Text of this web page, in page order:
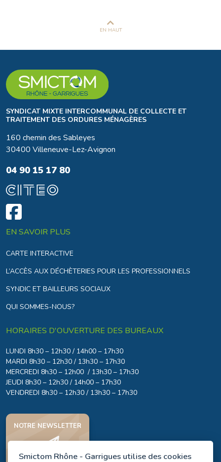
EN HAUT
SYNDICAT MIXTE INTERCOMMUNAL DE COLLECTE ET
TRAITEMENT DES ORDURES MÉNAGÈRES
160 chemin des Sableyes
30400 Villeneuve-Lez-Avignon
04 90 15 17 80
EN SAVOIR PLUS
CARTE INTERACTIVE
L’ACCÈS AUX DÉCHÈTERIES POUR LES PROFESSIONNELS
SYNDIC ET BAILLEURS SOCIAUX
QUI SOMMES-NOUS?
HORAIRES D'OUVERTURE DES BUREAUX
LUNDI 8h30 – 12h30 / 14h00 – 17h30
MARDI 8h30 – 12h30 / 13h30 – 17h30
MERCREDI 8h30 – 12h00 / 13h30 – 17h30
JEUDI 8h30 – 12h30 / 14h00 – 17h30
VENDREDI 8h30 – 12h30 / 13h30 – 17h30
NOTRE NEWSLETTER
Smictom Rhône - Garrigues utilise des cookies